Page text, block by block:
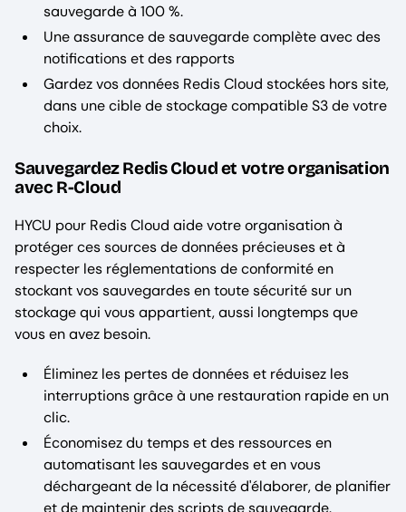
sauvegarde à 100 %.
Une assurance de sauvegarde complète avec des
notifications et des rapports
Gardez vos données Redis Cloud stockées hors site,
dans une cible de stockage compatible S3 de votre
choix.
Sauvegardez Redis Cloud et votre organisation
avec R-Cloud
HYCU pour Redis Cloud aide votre organisation à
protéger ces sources de données précieuses et à
respecter les réglementations de conformité en
stockant vos sauvegardes en toute sécurité sur un
stockage qui vous appartient, aussi longtemps que
vous en avez besoin.
Éliminez les pertes de données et réduisez les
interruptions grâce à une restauration rapide en un
clic.
Économisez du temps et des ressources en
automatisant les sauvegardes et en vous
déchargeant de la nécessité d'élaborer, de planifier
et de maintenir des scripts de sauvegarde.